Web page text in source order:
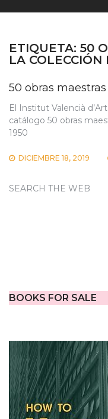
ETIQUETA: 50
LA COLECCIÓN
50 obras
El Institut Valencià
catálogo 50 obras
1950
DICIEMBRE 18, 2019
SEARCH THE WEB
BOOKS FOR SALE